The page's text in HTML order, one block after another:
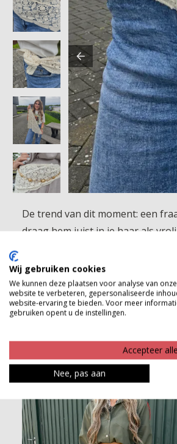
De trend van dit moment: een
draag hem juist in je haar als
Betaalinformatie
Wij gebruiken cookies
We kunnen deze plaatsen voor analyse van
website te verbeteren, gepersonaliseerde
website-ervaring te bieden. Voor meer
gebruiken opent u de instellingen.
Accepteer
Nee, pas aan